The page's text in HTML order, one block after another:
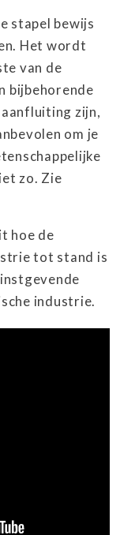
stapel bewijs
Het wordt
van de
bijbehorende
aanfluiting zijn,
om je
zo. Zie
hoe de
tot stand is
industrie.